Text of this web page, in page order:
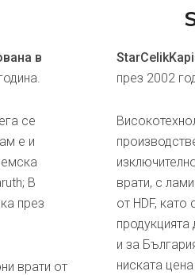
в
се
е и
В
през
врати от
през 2002
врати, с
от HDF,
и за
ниската